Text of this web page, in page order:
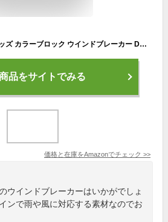
[アディダス] パーカー キッズ カラーブロック ウインドブレーカー DK322 チームロイヤルブルー/レジェンドインク/ホワイト(HE9406) J150
品をサイトでみる
価格と在庫をAmazonでチェック >>
ウインドブレーカーはいかがでしょ
ンで雨や風に対応する素材なのでお